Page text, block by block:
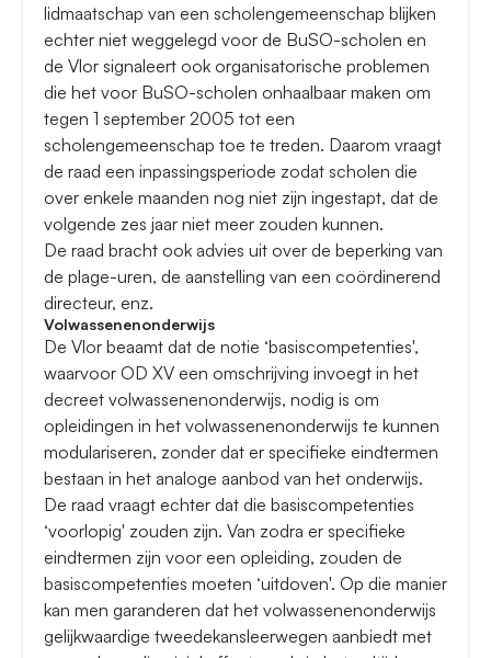
lidmaatschap van een scholengemeenschap blijken
echter niet weggelegd voor de BuSO-scholen en
de Vlor signaleert ook organisatorische problemen
die het voor BuSO-scholen onhaalbaar maken om
tegen 1 september 2005 tot een
scholengemeenschap toe te treden. Daarom vraagt
de raad een inpassingsperiode zodat scholen die
over enkele maanden nog niet zijn ingestapt, dat de
volgende zes jaar niet meer zouden kunnen.
De raad bracht ook advies uit over de beperking van
de plage-uren, de aanstelling van een coördinerend
directeur, enz.
Volwassenenonderwijs
De Vlor beaamt dat de notie ‘basiscompetenties',
waarvoor OD XV een omschrijving invoegt in het
decreet volwassenenonderwijs, nodig is om
opleidingen in het volwassenenonderwijs te kunnen
modulariseren, zonder dat er specifieke eindtermen
bestaan in het analoge aanbod van het onderwijs.
De raad vraagt echter dat die basiscompetenties
‘voorlopig' zouden zijn. Van zodra er specifieke
eindtermen zijn voor een opleiding, zouden de
basiscompetenties moeten ‘uitdoven'. Op die manier
kan men garanderen dat het volwassenenonderwijs
gelijkwaardige tweedekansleerwegen aanbiedt met